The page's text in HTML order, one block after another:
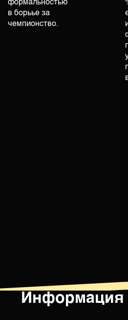
формальностью
в борьье за
чемпионство.
Информация